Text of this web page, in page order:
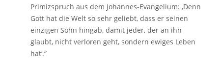
Primizspruch aus dem Johannes-Evangelium: ‚Denn
Gott hat die Welt so sehr geliebt, dass er seinen
einzigen Sohn hingab, damit jeder, der an ihn
glaubt, nicht verloren geht, sondern ewiges Leben
hat‘.“